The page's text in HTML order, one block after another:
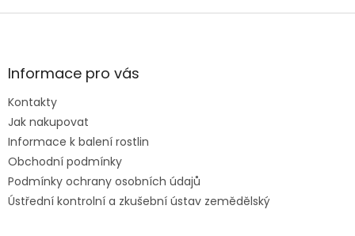
Z
aInformace pro vás
Kontakty
Jak nakupovat
Informace k balení rostlin
Obchodní podmínky
Podmínky ochrany osobních údajů
Ústřední kontrolní a zkušební ústav zemědělský